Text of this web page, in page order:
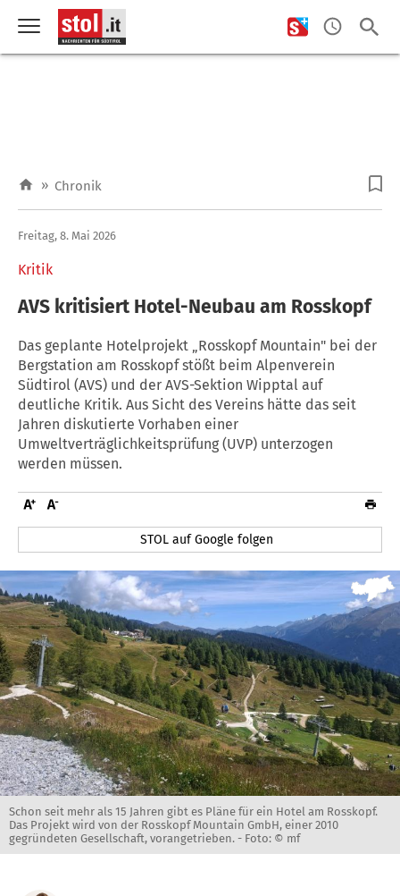
» Chronik
Kritik
Freitag, 8. Mai 2026
AVS kritisiert Hotel-Neubau am Rosskopf
Das geplante Hotelprojekt „Rosskopf Mountain" bei der
Bergstation am Rosskopf stößt beim Alpenverein
Südtirol (AVS) und der AVS-Sektion Wipptal auf
deutliche Kritik. Aus Sicht des Vereins hätte das seit
Jahren diskutierte Vorhaben einer
Umweltverträglichkeitsprüfung (UVP) unterzogen
werden müssen.
STOL auf Google folgen
Schon seit mehr als 15 Jahren gibt es Pläne für ein Hotel am Rosskopf.
Das Projekt wird von der Rosskopf Mountain GmbH, einer 2010
gegründeten Gesellschaft, vorangetrieben. - Foto: © mf